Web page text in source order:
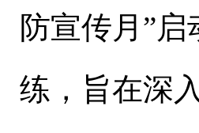
防宣传月”
练，旨在深